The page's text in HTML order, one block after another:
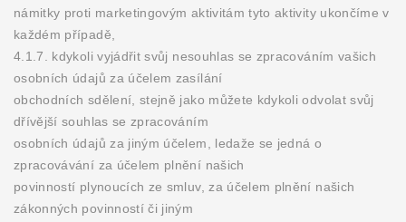
námitky proti marketingovým aktivitám tyto aktivity ukončíme v
každém případě,
4.1.7. kdykoli vyjádřit svůj nesouhlas se zpracováním vašich
osobních údajů za účelem zasílání
obchodních sdělení, stejně jako můžete kdykoli odvolat svůj
dřívější souhlas se zpracováním
osobních údajů za jiným účelem, ledaže se jedná o
zpracovávání za účelem plnění našich
povinností plynoucích ze smluv, za účelem plnění našich
zákonných povinností či jiným